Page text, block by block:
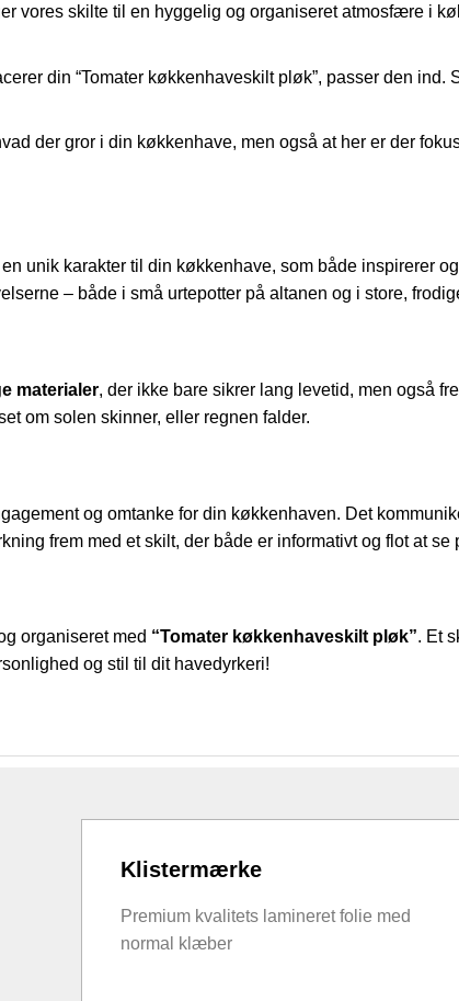
vores skilte til en hyggelig og organiseret atmosfære i
din “Tomater køkkenhaveskilt pløk”, passer den
der gror i din køkkenhave, men også at her er der
unik karakter til din køkkenhave, som både inspirerer
– både i små urtepotter på altanen og i store,
materialer, der ikke bare sikrer lang levetid, men også
om solen skinner, eller regnen falder.
og omtanke for din køkkenhaven. Det
frem med et skilt, der både er informativt og flot at se
organiseret med “Tomater køkkenhaveskilt pløk”. Et
og stil til dit havedyrkeri!
Klistermærke
Premium kvalitets lamineret folie med
normal klæber